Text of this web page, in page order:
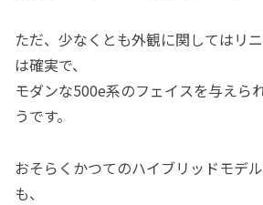
ただ、少なくとも外観に関してはリ
は確実で、
モダンな500e系のフェイスを与えら
うです。
おそらくかつてのハイブリッドモデ
も、